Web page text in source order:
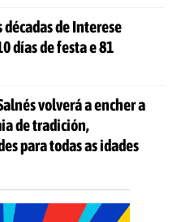
décadas de Interese
días de festa e 81
volverá a encher a
de tradición,
para todas as idades